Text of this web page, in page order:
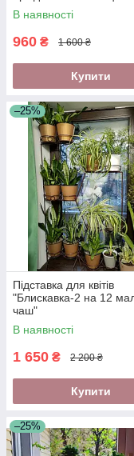
В наявності
960 ₴ 1 600 ₴
Купити
–25%
Підставка для квітів
"Блискавка-2 на 12
чаш"
В наявності
1 650 ₴ 2 200 ₴
Купити
–25%